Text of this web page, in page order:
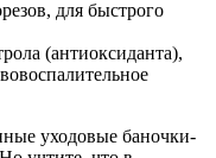
для быстрого
(антиоксиданта),
уходовые баночки-